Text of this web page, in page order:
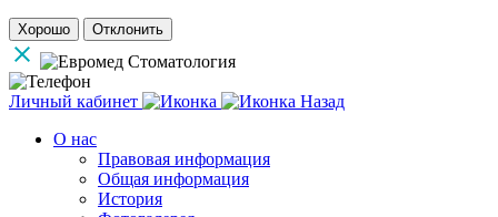
Хорошо Отклонить
Личный кабинет
Назад
О нас
Правовая информация
Общая информация
История